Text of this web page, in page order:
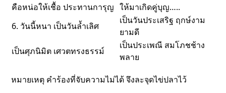
คือหน่อให้เชื้อ ประทานการุญ ให้มาเกิดคู่บุญ…..
6. วันนี้หนา เป็นวันล้ำเลิศ
เป็นวันประเสริฐ ฤกษ์งาม
ยามดี
เป็นศุภนิมิต เศวตทรงธรรม์
เป็นประเพณี สมโภชช้าง
พลาย
หมายเหตุ คำร้องที่จับความไม่ได้ จึงละจุดไข่ปลาไว้